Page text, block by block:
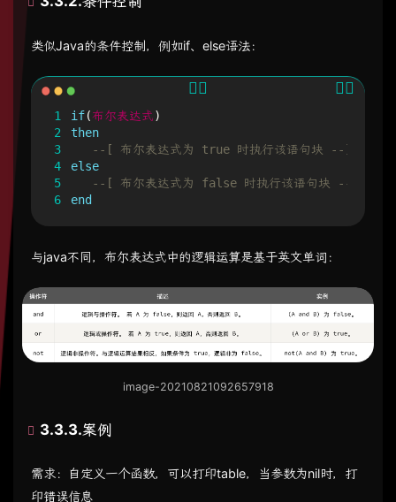
类似Java的条件控制，例如if、else语法：
1
2
3
4
5
6
if(布尔表达式)
then
--[ 布尔表达式为 true 时执行该语句块 --]
else
--[ 布尔表达式为 false 时执行该语句块 --]
end
与java不同，布尔表达式中的逻辑运算是基于英文单词：
image-20210821092657918
3.3.3.案例
需求：自定义一个函数，可以打印table，当参数为nil时，打
印错误信息